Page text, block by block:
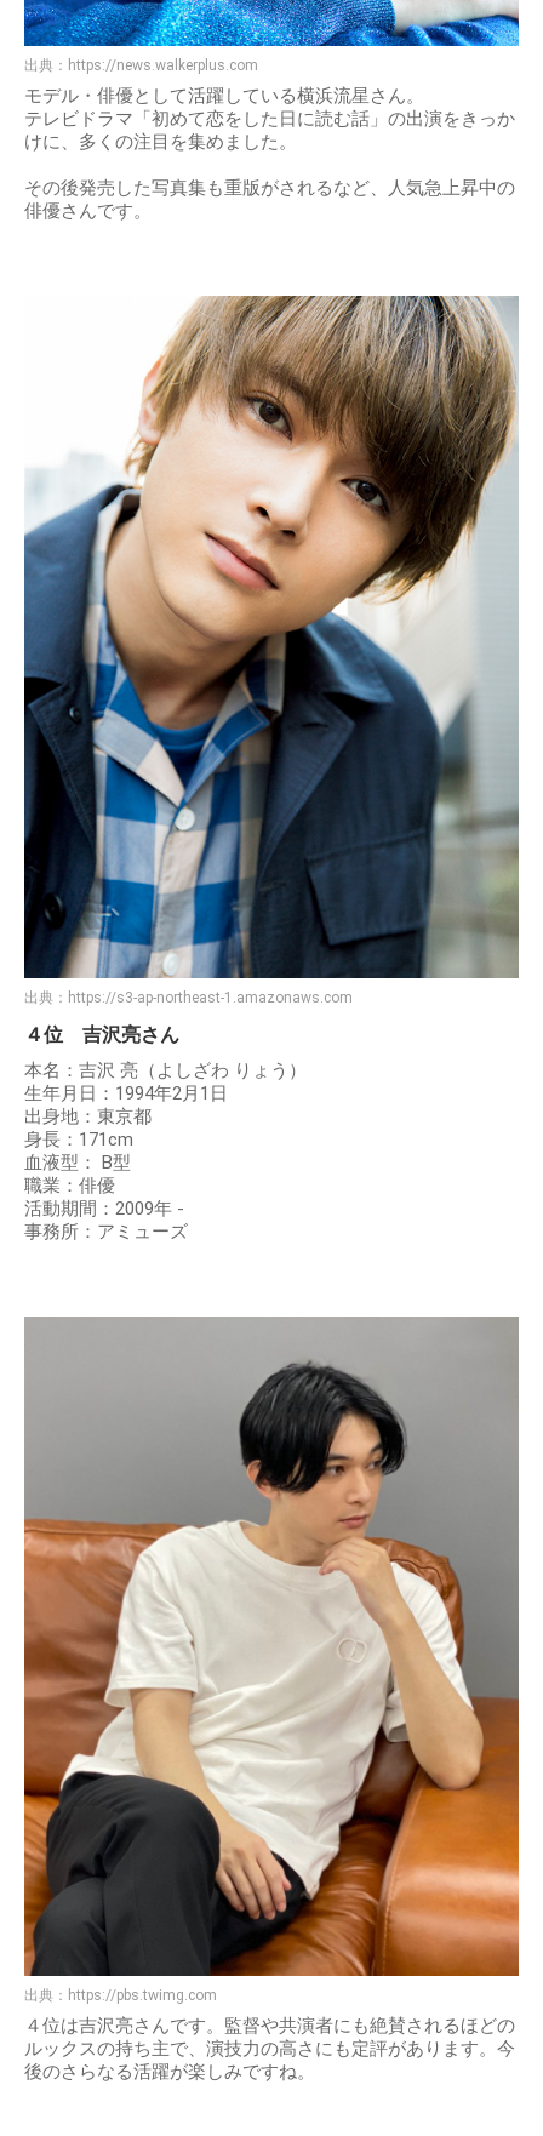
出典： https://news.walkerplus.com
モデル・俳優として活躍している横浜流星さん。
テレビドラマ「初めて恋をした日に読む話」の出演をきっか
けに、多くの注目を集めました。
その後発売した写真集も重版がされるなど、人気急上昇中の
俳優さんです。
出典： https://s3-ap-northeast-1.amazonaws.com
４位 吉沢亮さん
本名：吉沢 亮（よしざわ りょう）
生年月日：1994年2月1日
出身地：東京都
身長：171cm
血液型： B型
職業：俳優
活動期間：2009年 -
事務所：アミューズ
出典： https://pbs.twimg.com
４位は吉沢亮さんです。監督や共演者にも絶賛されるほどの
ルックスの持ち主で、演技力の高さにも定評があります。今
後のさらなる活躍が楽しみですね。